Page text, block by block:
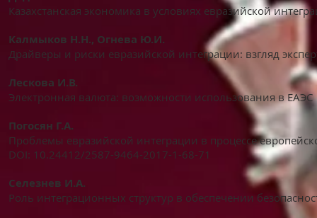
Казахстанская экономика в условиях евразийской
Калмыков Н.Н., Огнева Ю.И.
Драйверы и риски евразийской интеграции: взгляд
Лескова И.В.
Электронная валюта: возможности использования в ЕАЭС
Погосян Г.А.
Проблемы евразийской интеграции в процессе
DOI: 10.24412/2587-9464-2017-1-68-71
Селезнев И.А.
Роль интеграционных структур в обеспечении